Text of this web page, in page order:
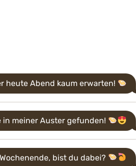
heute Abend kaum erwarten!
in meiner Auster gefunden!
bist du dabei?